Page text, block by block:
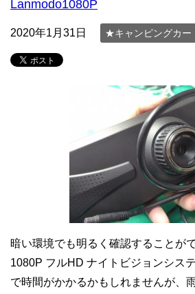
Lanmodo1080P
2020年1月31日 ★キャンピングカー
暗い環境でも明るく確認することが
1080P フルHD ナイトビジョンシス
で時間がかかるかもしれませんが、